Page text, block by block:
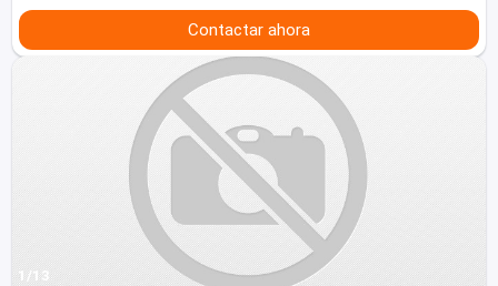
Contactar ahora
1/13